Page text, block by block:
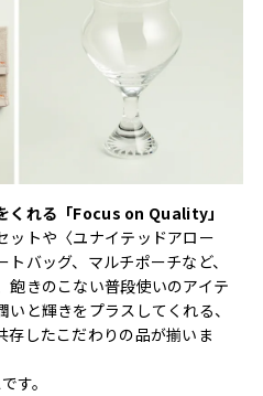
くれる「Focus on Quality」
ットや〈ユナイテッドアロー
バッグ、マルチポーチなど、
飽きのこない普段使いのアイテ
と輝きをプラスしてくれる、
存したこだわりの品が揃いま
す。